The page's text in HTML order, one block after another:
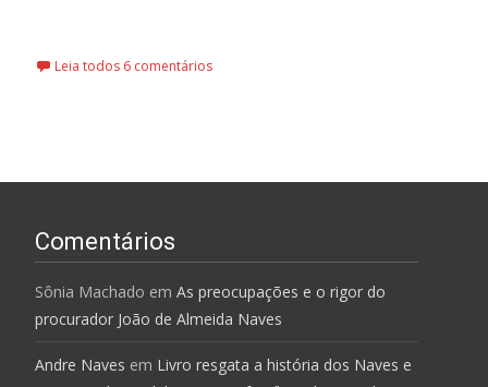
Leia todos 6 comentários
Comentários
Sônia Machado em As preocupações e o rigor do
procurador João de Almeida Naves
Andre Naves em Livro resgata a história dos Naves e